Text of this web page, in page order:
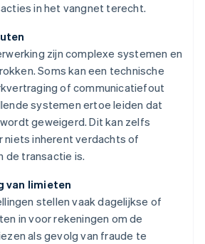
in het vangnet terecht.
zijn complexe systemen en
Soms kan een technische
of communicatiefout
systemen ertoe leiden dat
geweigerd. Dit kan zelfs
niets inherent verdachts of
de transactie is.
van limieten
stellen vaak dagelijkse of
in voor rekeningen om de
als gevolg van fraude te